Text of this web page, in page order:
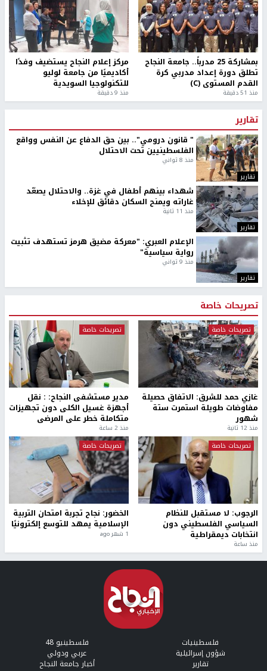
بمشاركة 25 مدرباً.. جامعة النجاح
تطلق دورة إعداد مدربي كرة
القدم المستوى (C)
منذ 51 دقيقة
مركز إعلام النجاح يستضيف وفدًا
أكاديميًا من جامعة لوليو
للتكنولوجيا السويدية
منذ 9 دقيقة
تقارير
تقارير
" قانون درومي".. بين حق الدفاع عن النفس وواقع
الفلسطينيين تحت الاحتلال
منذ 8 ثواني
تقارير
شهداء بينهم أطفال في غزة.. والاحتلال يصعّد
غاراته ويمنح السكان دقائق للإخلاء
منذ 11 ثانية
تقارير
الإعلام العبري: "معركة مضيق هرمز تستهدف تثبيت
رواية سياسية"
منذ 9 ثواني
تصريحات خاصة
تصريحات خاصة
غازي حمد للشرق: الاتفاق حصيلة
مفاوضات طويلة استمرت ستة
شهور
منذ 12 ثانية
تصريحات خاصة
مدير مستشفى النجاح: : نقل
أجهزة غسيل الكلى دون تجهيزات
متكاملة خطر على المرضى
منذ 2 ساعة
تصريحات خاصة
الرجوب: لا مستقبل للنظام
السياسي الفلسطيني دون
انتخابات ديمقراطية
منذ ساعة
تصريحات خاصة
الخضور: نجاح تجربة امتحان التربية
الإسلامية يمهد للتوسع إلكترونيًا
1 شهر ago
فلسطينيات فلسطينيو 48
شؤون إسرائيلية عربي ودولي
تقارير أخبار جامعة النجاح